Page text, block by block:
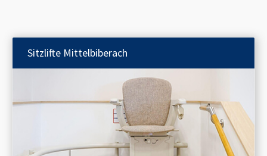
Sitzlifte Mittelbiberach